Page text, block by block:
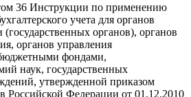
36 Инструкции по применению
учета для органов
(государственных органов), органов
органов управления
фондами,
наук, государственных
утвержденной приказом
Российской Федерации от 01.12.2010